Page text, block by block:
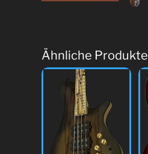
Ähnliche Produkte